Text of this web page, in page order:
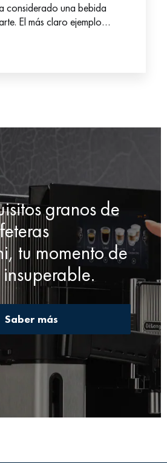
considerado una bebida
El más claro ejemplo
granos de
tu momento de
Saber más